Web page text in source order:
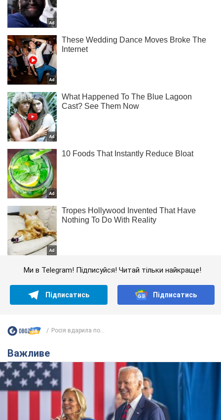
Ми в Telegram! Підписуйся! Читай тільки найкраще!
Підписатись Підписатись
Росія вдарила по...
Важливе